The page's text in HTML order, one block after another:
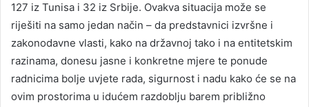
127 iz Tunisa i 32 iz Srbije. Ovakva situacija može se
riješiti na samo jedan način – da predstavnici izvršne i
zakonodavne vlasti, kako na državnoj tako i na entitetskim
razinama, donesu jasne i konkretne mjere te ponude
radnicima bolje uvjete rada, sigurnost i nadu kako će se na
ovim prostorima u idućem razdoblju barem približno